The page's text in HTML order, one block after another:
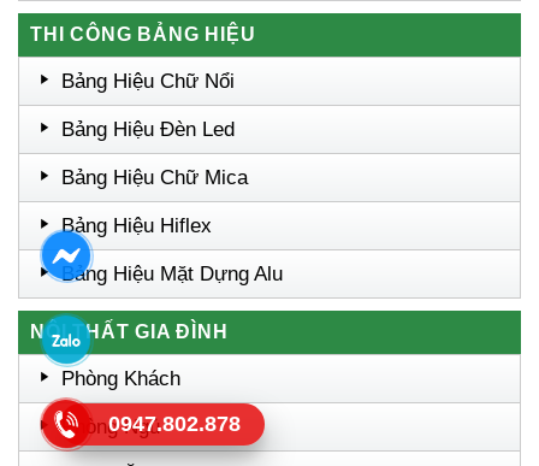
THI CÔNG BẢNG HIỆU
Bảng Hiệu Chữ Nổi
Bảng Hiệu Đèn Led
Bảng Hiệu Chữ Mica
Bảng Hiệu Hiflex
Bảng Hiệu Mặt Dựng Alu
NỘI THẤT GIA ĐÌNH
Phòng Khách
Phòng Ngủ
0947.802.878